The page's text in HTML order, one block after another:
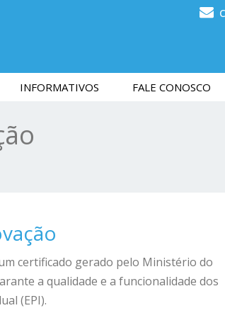
INFORMATIVOS FALE CONOSCO
certificado gerado pelo Ministério do
a qualidade e a funcionalidade dos
(EPI).